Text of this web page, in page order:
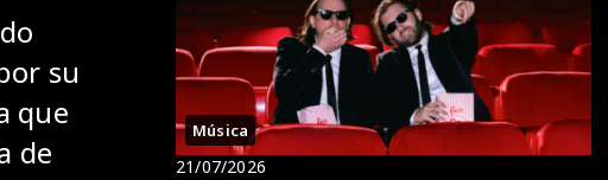
su
que
de
Música
21/07/2026